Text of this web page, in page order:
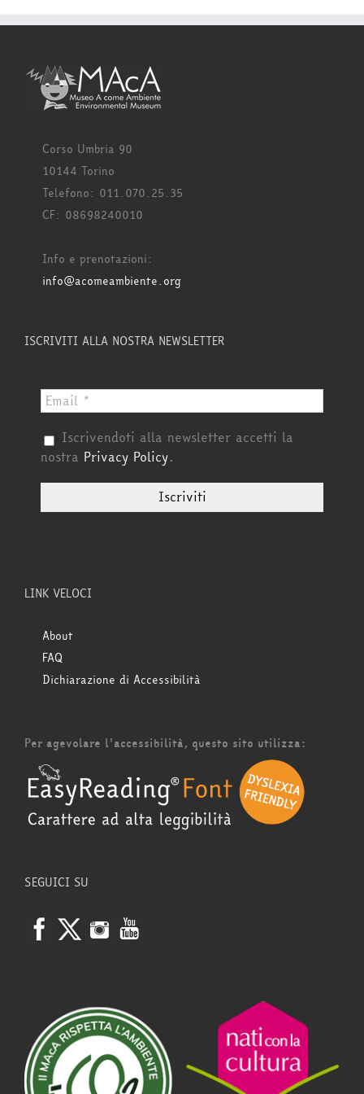
Corso Umbria 90
10144 Torino
Telefono: 011.070.25.35
CF: 08698240010
Info e prenotazioni:
info@acomeambiente.org
ISCRIVITI ALLA NOSTRA NEWSLETTER
Iscrivendoti alla newsletter accetti la
nostra Privacy Policy.
LINK VELOCI
About
FAQ
Dichiarazione di Accessibilità
Per agevolare l'accessibilità, questo sito utilizza:
SEGUICI SU